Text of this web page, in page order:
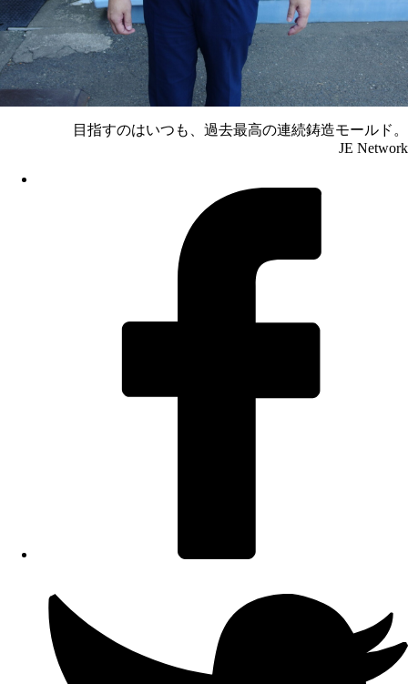
目指すのはいつも、過去最高の連続鋳造モールド。
JE Network